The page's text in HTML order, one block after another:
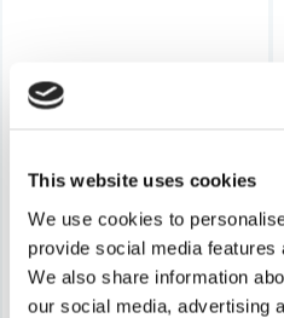
This website uses cookies
We use cookies to
provide social media
We also share information
our social media, advertising
TEBO
52 kr
34 kr
Finns i Webblager